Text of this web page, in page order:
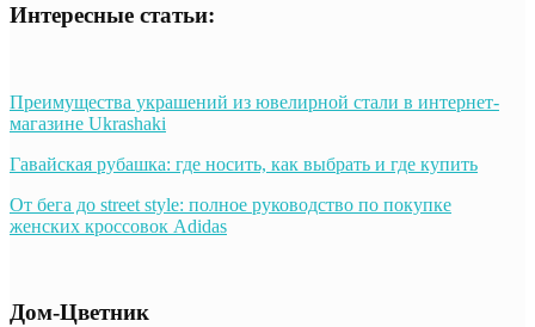
Интересные статьи:
Преимущества украшений из ювелирной стали в интернет-
магазине Ukrashaki
Гавайская рубашка: где носить, как выбрать и где купить
От бега до street style: полное руководство по покупке
женских кроссовок Adidas
Дом-Цветник